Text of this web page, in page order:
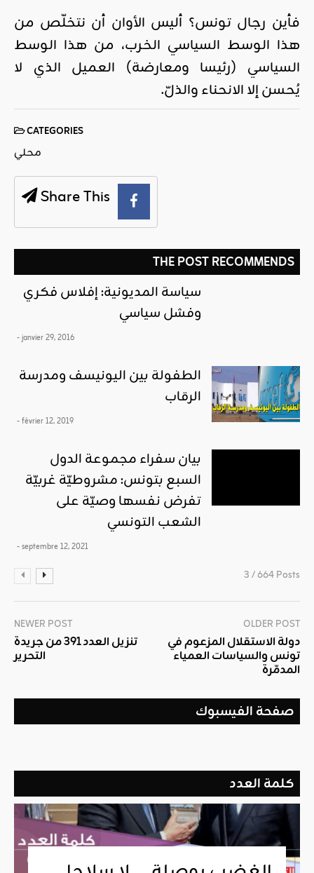
فأين رجال تونس؟ أليس الأوان أن نتخلّص من
هذا الوسط السياسي الخرب، من هذا الوسط
السياسي (رئيسا ومعارضة) العميل الذي لا
يُحسن إلا الانحناء والذلّ.
CATEGORIES
محلي
Share This
THE POST RECOMMENDS
سياسة المديونية: إفلاس فكري
وفشل سياسي
- janvier 29, 2016
الطفولة بين اليونيسف ومدرسة
الرقاب
- février 12, 2019
بيان سفراء مجموعة الدول
السبع بتونس: مشروطيّة غربيّة
تفرض نفسها وصيّة على
الشعب التونسي
- septembre 12, 2021
3 / 664 Posts
NEWER POST
تنزيل العدد 391 من جريدة
التحرير
OLDER POST
دولة الاستقلال المزعوم في
تونس والسياسات العمياء
المدمّرة
صفحة الفيسبوك
كلمة العدد